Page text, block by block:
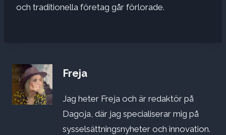
och traditionella företag går förlorade.
Freja
Jag heter Freja och är redaktör på
Dagoja, där jag specialiserar mig på
sysselsättningsnyheter och innovation.